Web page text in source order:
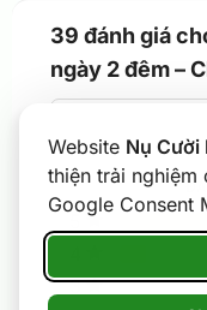
Website Nụ Cười
thiện trải nghiệm
Google Consent
39 đánh giá
ngày 2 đêm –
3